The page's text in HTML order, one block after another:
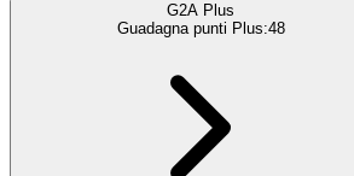
G2A Plus
Guadagna punti Plus:48